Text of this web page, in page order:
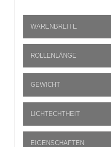
WARENBREITE
ROLLENLÄNGE
GEWICHT
LICHTECHTHEIT
EIGENSCHAFTEN